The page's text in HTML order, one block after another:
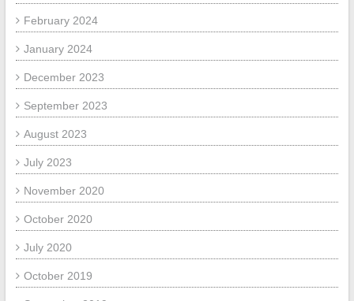
February 2024
January 2024
December 2023
September 2023
August 2023
July 2023
November 2020
October 2020
July 2020
October 2019